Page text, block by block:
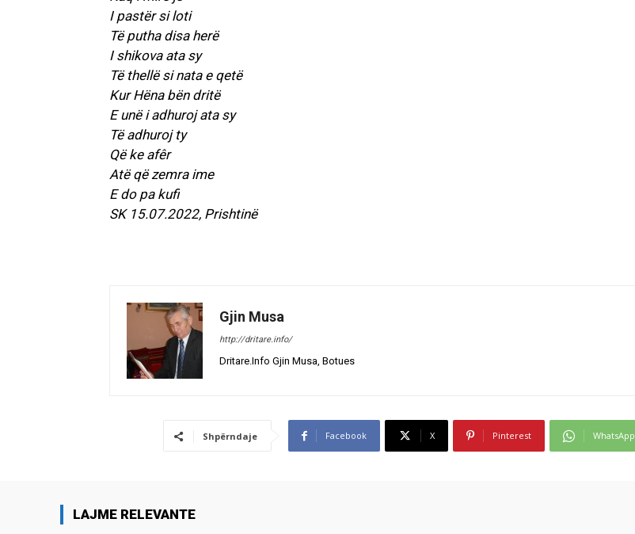
I pastër si loti
Të putha disa herë
I shikova ata sy
Të thellë si nata e qetë
Kur Hëna bën dritë
E unë i adhuroj ata sy
Të adhuroj ty
Që ke afêr
Atë që zemra ime
E do pa kufi
SK 15.07.2022, Prishtinë
Gjin Musa
http://dritare.info/
Dritare.Info Gjin Musa, Botues
Shpërndaje Facebook X Pinterest WhatsApp
LAJME RELEVANTE